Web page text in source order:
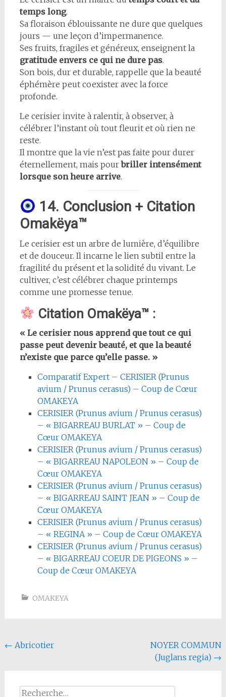
temps long.
Sa floraison éblouissante ne dure que quelques
jours — une leçon d’impermanence.
Ses fruits, fragiles et généreux, enseignent la
gratitude envers ce qui ne dure pas.
Son bois, dur et durable, rappelle que la beauté
éphémère peut coexister avec la force
profonde.
Le cerisier invite à ralentir, à observer, à
célébrer l’instant où tout fleurit et où rien ne
reste.
Il montre que la vie n’est pas faite pour durer
éternellement, mais pourbriller intensément
lorsque son heure arrive.
14. Conclusion + Citation
Omakëya™
Le cerisier est un arbre de lumière, d’équilibre
et de douceur. Il incarne le lien subtil entre la
fragilité du présent et la solidité du vivant. Le
cultiver, c’est célébrer chaque printemps
comme une promesse tenue.
Citation Omakëya™ :
« Le cerisier nous apprend que tout ce qui
passe peut devenir beauté, et que la beauté
n’existe que parce qu’elle passe. »
Comparatif Expert – CERISIER (Prunus
avium / Prunus cerasus) – Coup de Cœur
OMAKEYA
CERISIER (Prunus avium / Prunus cerasus)
– « BIGARREAU BURLAT » – Coup de
Cœur OMAKEYA
CERISIER (Prunus avium / Prunus cerasus)
– « BIGARREAU NAPOLEON » – Coup de
Cœur OMAKEYA
CERISIER (Prunus avium / Prunus cerasus)
– « BIGARREAU SAINT JEAN » – Coup de
Cœur OMAKEYA
CERISIER (Prunus avium / Prunus cerasus)
– « REGINA » – Coup de Cœur OMAKEYA
CERISIER (Prunus avium / Prunus cerasus)
– « BIGARREAU COEUR DE PIGEONS » –
Coup de Cœur OMAKEYA
OMAKEYA
Navigation
← Abricotier
NOYER COMMUN
(Juglans regia) →
Rechercher :